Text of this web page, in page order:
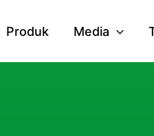
Produk Media